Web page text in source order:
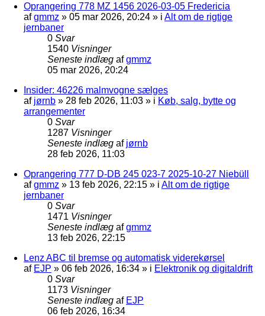
Oprangering 778 MZ 1456 2026-03-05 Fredericia
afgmmz » 05 mar 2026, 20:24 » i Alt om de rigtige
jernbaner
0 Svar
1540 Visninger
Seneste indlæg afgmmz
05 mar 2026, 20:24
Insider: 46226 malmvogne sælges
af jørnb » 28 feb 2026, 11:03 » i Køb, salg, bytte og
arrangementer
0 Svar
1287 Visninger
Seneste indlæg af jørnb
28 feb 2026, 11:03
Oprangering 777 D-DB 245 023-7 2025-10-27 Niebüll
afgmmz » 13 feb 2026, 22:15 » i Alt om de rigtige
jernbaner
0 Svar
1471 Visninger
Seneste indlæg afgmmz
13 feb 2026, 22:15
Lenz ABC til bremse og automatisk viderekørsel
af EJP » 06 feb 2026, 16:34 » i Elektronik og digitaldrift
0 Svar
1173 Visninger
Seneste indlæg af EJP
06 feb 2026, 16:34